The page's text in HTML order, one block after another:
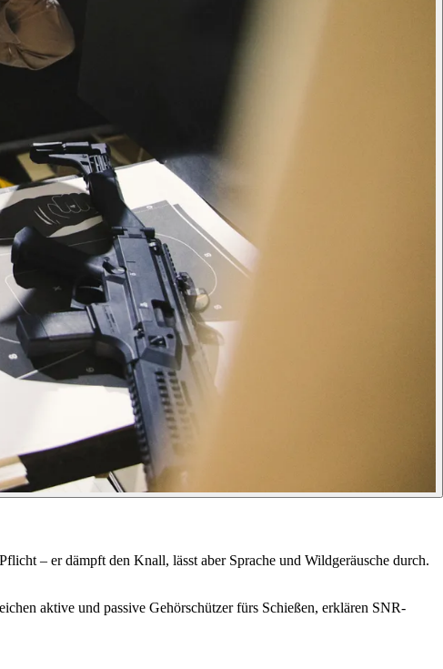
– er dämpft den Knall, lässt aber Sprache und Wildgeräusche durch.
aktive und passive Gehörschützer fürs Schießen, erklären SNR-